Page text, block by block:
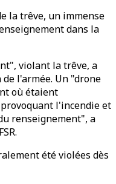
la trêve, un immense
dans la
violant la trêve, a
de l'armée. Un "drone
où étaient
provoquant l'incendie et
renseignement", a
été violées dès